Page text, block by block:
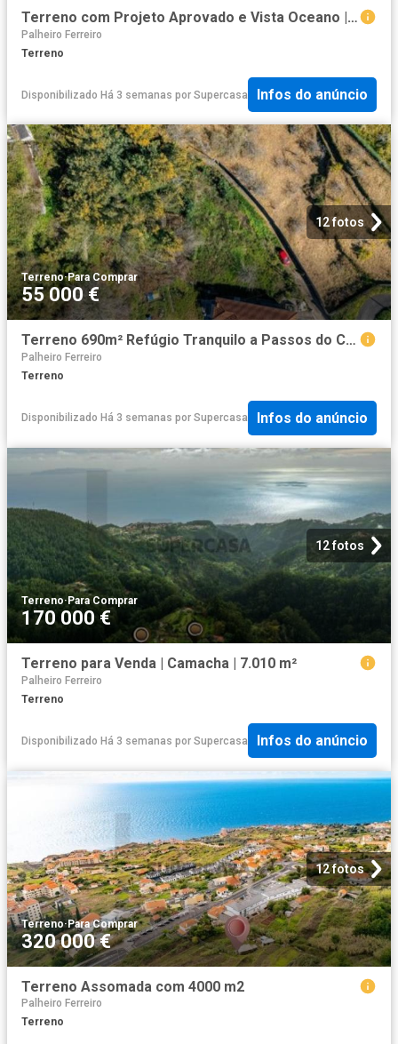
Terreno com Projeto Aprovado e Vista Oceano | São Gonçalo, Funchal
Palheiro Ferreiro
Terreno
Disponibilizado Há 3 semanas por Supercasa Infos do anúncio
12 fotos
Terreno·Para Comprar
55 000 €
Terreno 690m² Refúgio Tranquilo a Passos do Centro da Camacha
Palheiro Ferreiro
Terreno
Disponibilizado Há 3 semanas por Supercasa Infos do anúncio
12 fotos
Terreno·Para Comprar
170 000 €
Terreno para Venda | Camacha | 7.010 m²
Palheiro Ferreiro
Terreno
Disponibilizado Há 3 semanas por Supercasa Infos do anúncio
12 fotos
Terreno·Para Comprar
320 000 €
Terreno Assomada com 4000 m2
Palheiro Ferreiro
Terreno